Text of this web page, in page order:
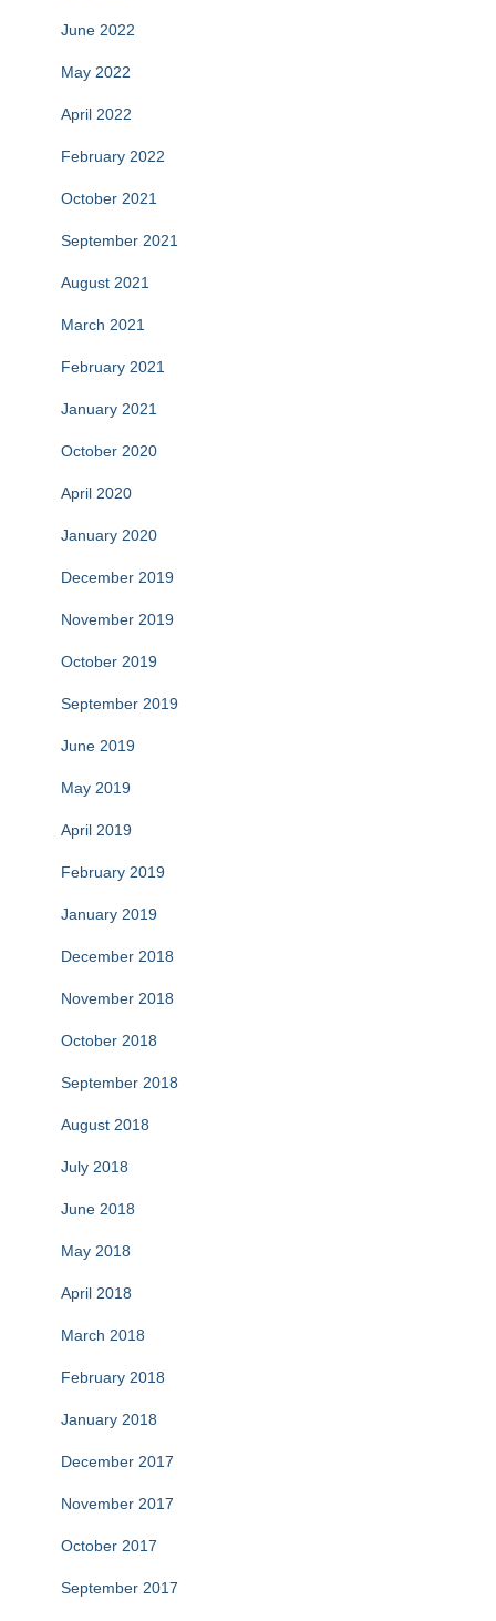
June 2022
May 2022
April 2022
February 2022
October 2021
September 2021
August 2021
March 2021
February 2021
January 2021
October 2020
April 2020
January 2020
December 2019
November 2019
October 2019
September 2019
June 2019
May 2019
April 2019
February 2019
January 2019
December 2018
November 2018
October 2018
September 2018
August 2018
July 2018
June 2018
May 2018
April 2018
March 2018
February 2018
January 2018
December 2017
November 2017
October 2017
September 2017